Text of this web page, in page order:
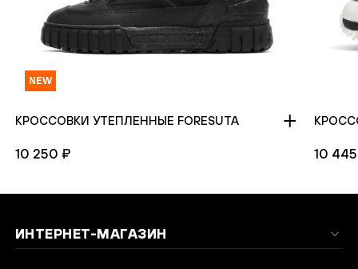
NEW
КРОССОВКИ УТЕПЛЕННЫЕ FORESUTA
10 250 ₽ 10
ИНТЕРНЕТ-МАГАЗИН